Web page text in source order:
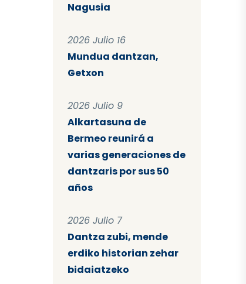
Nagusia
2026 Julio 16
Mundua dantzan,
Getxon
2026 Julio 9
Alkartasuna de
Bermeo reunirá a
varias generaciones de
dantzaris por sus 50
años
2026 Julio 7
Dantza zubi, mende
erdiko historian zehar
bidaiatzeko